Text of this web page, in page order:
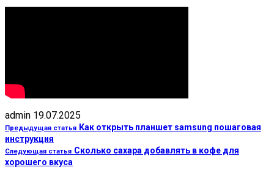
admin 19.07.2025
Предыдущая статья Как открыть планшет samsung пошаговая
инструкция
Следующая статья Сколько сахара добавлять в кофе для
хорошего вкуса